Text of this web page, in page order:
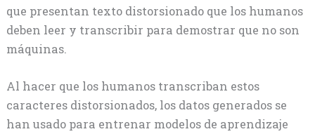
que presentan texto distorsionado que los humanos
deben leer y transcribir para demostrar que no son
máquinas.
Al hacer que los humanos transcriban estos
caracteres distorsionados, los datos generados se
han usado para entrenar modelos de aprendizaje